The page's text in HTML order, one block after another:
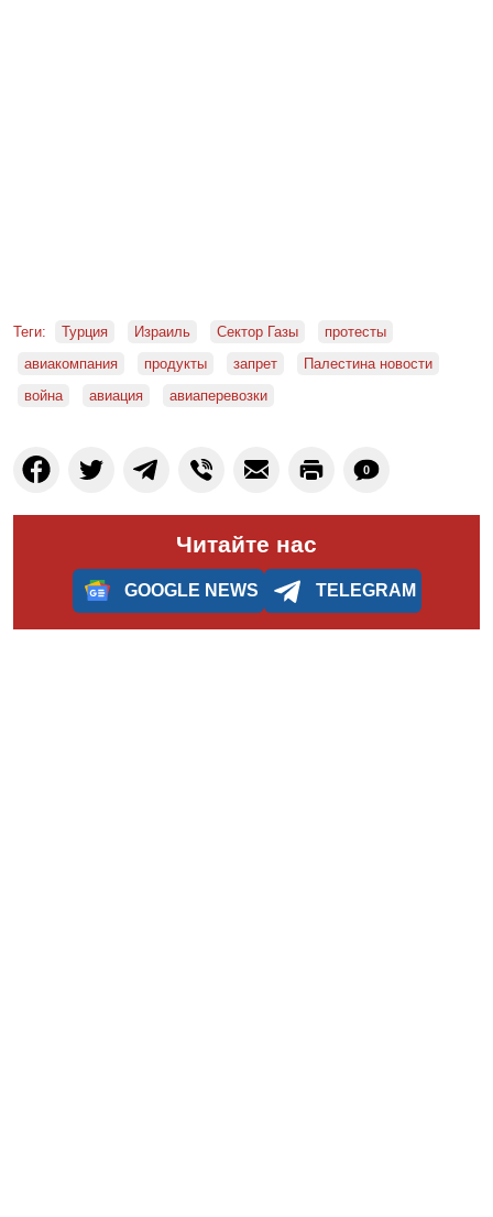
Теги: Турция Израиль Сектор Газы
протесты
авиакомпания
продукты запрет
Палестина новости
война
авиация авиаперевозки
0
Читайте нас
GOOGLE NEWS TELEGRAM